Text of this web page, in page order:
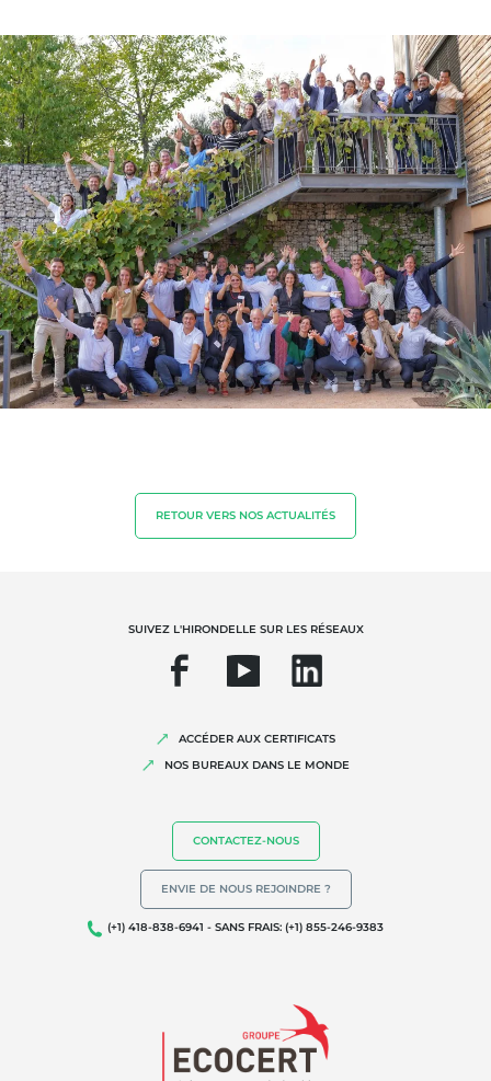
NOS EXPERTISES
Agriculture durable
Biodiversité et changement climatique
Allégations environnementales
RETOUR VERS NOS ACTUALITÉS
SUIVEZ L'HIRONDELLE SUR LES RÉSEAUX
ACCÉDER AUX CERTIFICATS
NOS BUREAUX DANS LE MONDE
CONTACTEZ-NOUS
ENVIE DE NOUS REJOINDRE ?
(+1) 418-838-6941 - SANS FRAIS: (+1) 855-246-9383